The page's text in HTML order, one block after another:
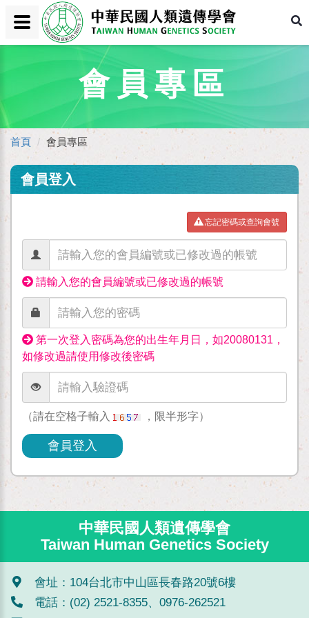
會員專區
首頁 會員專區
會員登入
忘記密碼或查詢會號
請輸入您的會員編號或已修改過的帳號
第一次登入密碼為您的出生年月日，如20080131，
如修改過請使用修改後密碼
（請在空格子輸入 ，限半形字）
會員登入
中華民國人類遺傳學會
Taiwan Human Genetics Society
會址：104台北市中山區長春路20號6樓
電話：(02) 2521-8355、0976-262521